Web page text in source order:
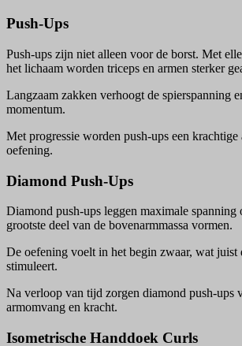
Push-Ups
Push-ups zijn niet alleen voor de borst. Met
het lichaam worden triceps en armen sterker
Langzaam zakken verhoogt de spierspanning
momentum.
Met progressie worden push-ups een
oefening.
Diamond Push-Ups
Diamond push-ups leggen maximale spanning
grootste deel van de bovenarmmassa vormen.
De oefening voelt in het begin zwaar, wat juist
stimuleert.
Na verloop van tijd zorgen diamond push-ups
armomvang en kracht.
Isometrische Handdoek Curls